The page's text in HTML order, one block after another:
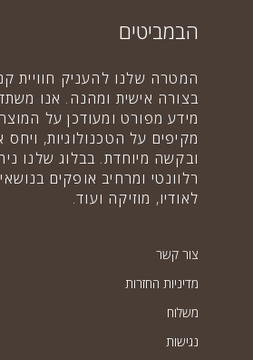
הבמביטים
המטרה שלנו להעניק חוויית
בצורה אישית ומהנה. אנו
מידע מפורט ומעודכן על
מקיפים על הטכנולוגיות,
ובקשה מיוחדת. בבלוג שלנו
רלוונטי ומרחיב אופקים
לאודיו, מוזיקה ועוד.
צור קשר
מדיניות החזרות
משלוח
נגישות